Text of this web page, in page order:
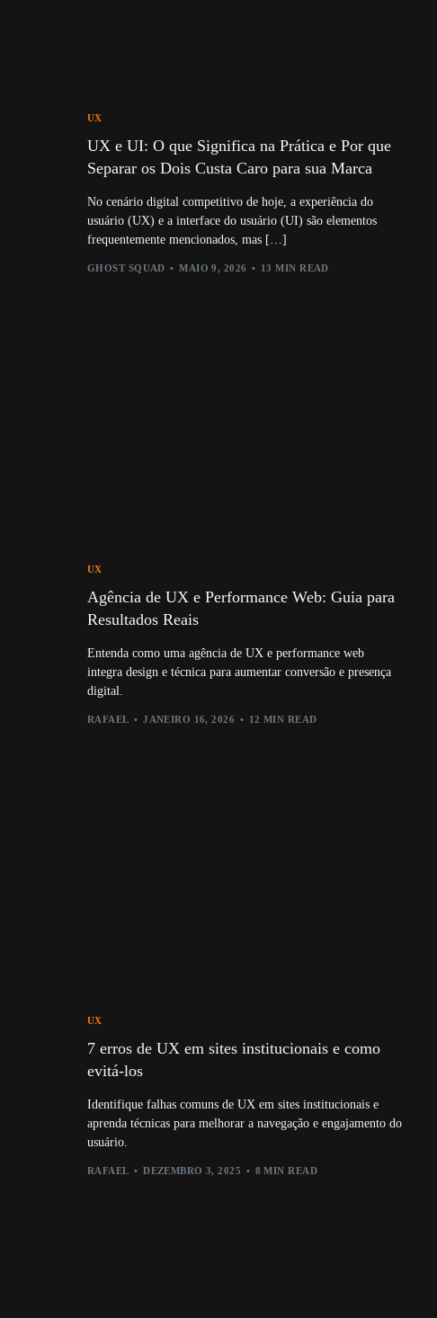
UX
UX e UI: O que Significa na Prática e Por que
Separar os Dois Custa Caro para sua Marca
No cenário digital competitivo de hoje, a experiência do
usuário (UX) e a interface do usuário (UI) são elementos
frequentemente mencionados, mas […]
GHOST SQUAD MAIO 9, 2026 13 MIN READ
UX
Agência de UX e Performance Web: Guia para
Resultados Reais
Entenda como uma agência de UX e performance web
integra design e técnica para aumentar conversão e presença
digital.
RAFAEL JANEIRO 16, 2026 12 MIN READ
UX
7 erros de UX em sites institucionais e como
evitá-los
Identifique falhas comuns de UX em sites institucionais e
aprenda técnicas para melhorar a navegação e engajamento do
usuário.
RAFAEL DEZEMBRO 3, 2025 8 MIN READ